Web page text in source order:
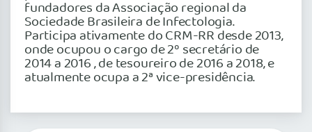
fundadores da Associação regional da
Sociedade Brasileira de Infectologia.
Participa ativamente do CRM-RR desde 2013,
onde ocupou o cargo de 2º secretário de
2014 a 2016 , de tesoureiro de 2016 a 2018, e
atualmente ocupa a 2ª vice-presidência.